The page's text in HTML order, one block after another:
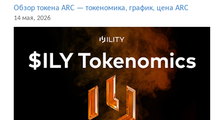
Обзор токена ARC — токеномика, график, цена ARC
14 мая, 2026